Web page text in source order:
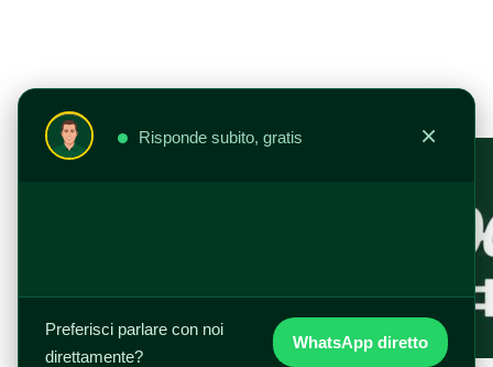
Risponde subito, gratis ×
Preferisci parlare con noi
direttamente?
WhatsApp diretto